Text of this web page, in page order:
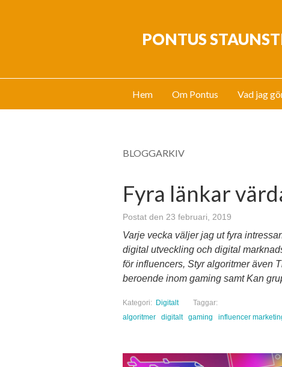
PONTUS
Hem Om Pontus Vad jag
BLOGGARKIV
Fyra länkar
Postat den 23 februari, 2019
Varje vecka väljer jag ut fyra
digital utveckling och digital
för influencers, Styr algoritmer även
beroende inom gaming samt Kan
Kategori: Digitalt
Taggar:
algoritmer
digitalt gaming influencer